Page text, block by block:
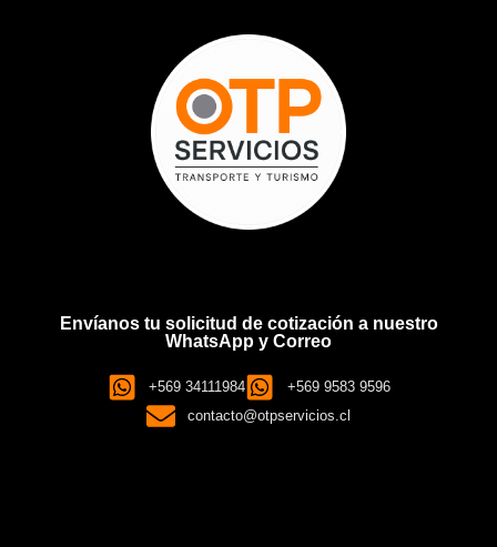
Envíanos tu solicitud de cotización a nuestro
WhatsApp y Correo
+569 34111984
+569 9583 9596
contacto@otpservicios.cl